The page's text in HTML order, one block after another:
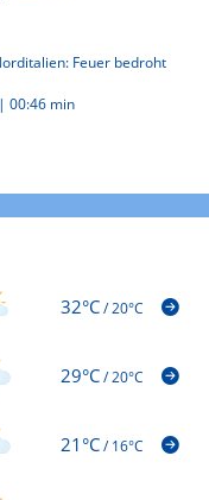
Feuer bedroht
|00:46 min
32°C/20°C
29°C/20°C
21°C/16°C